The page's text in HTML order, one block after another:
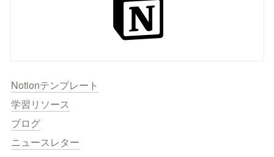
Notionテンプレート
学習リソース
ブログ
ニュースレター